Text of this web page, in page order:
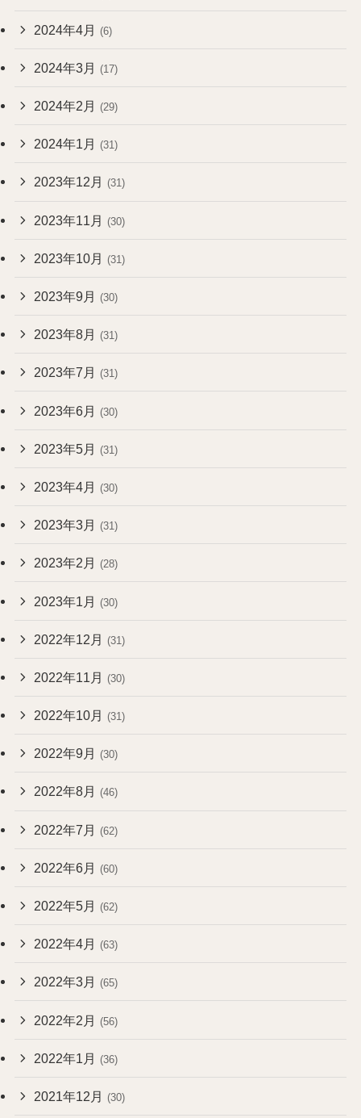
2024年4月 (6)
2024年3月 (17)
2024年2月 (29)
2024年1月 (31)
2023年12月 (31)
2023年11月 (30)
2023年10月 (31)
2023年9月 (30)
2023年8月 (31)
2023年7月 (31)
2023年6月 (30)
2023年5月 (31)
2023年4月 (30)
2023年3月 (31)
2023年2月 (28)
2023年1月 (30)
2022年12月 (31)
2022年11月 (30)
2022年10月 (31)
2022年9月 (30)
2022年8月 (46)
2022年7月 (62)
2022年6月 (60)
2022年5月 (62)
2022年4月 (63)
2022年3月 (65)
2022年2月 (56)
2022年1月 (36)
2021年12月 (30)